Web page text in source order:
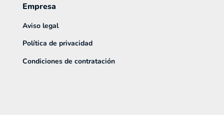
Empresa
Aviso legal
Política de privacidad
Condiciones de contratación